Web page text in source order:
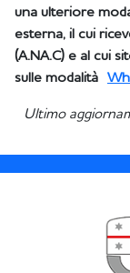
una ulteriore
esterna, il cui
(A.NA.C) e al cui
sulle modalità
Ultimo